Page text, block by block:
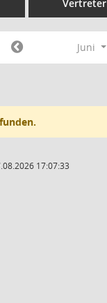
Vertreter
Juni
17:07:33